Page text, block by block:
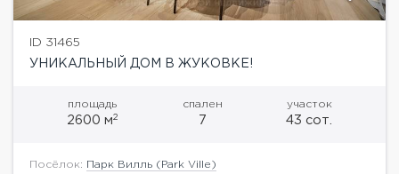
ID 31465
УНИКАЛЬНЫЙ ДОМ В ЖУКОВКЕ!
площадь
2600 м2
спален
7
участок
43 сот.
Посёлок: Парк Вилль (Park Ville)